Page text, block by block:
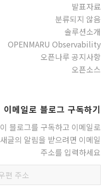
발표자료
분류되지 않음
솔루션소개
OPENMARU Observability
오픈나루 공지사항
오픈소스
이메일로 블로그 구독하기
이 블로그를 구독하고 이메일로
새글의 알림을 받으려면 이메일
주소를 입력하세요
우편